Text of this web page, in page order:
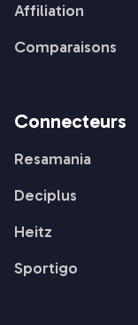
Affiliation
Comparaisons
Connecteurs
Resamania
Deciplus
Heitz
Sportigo